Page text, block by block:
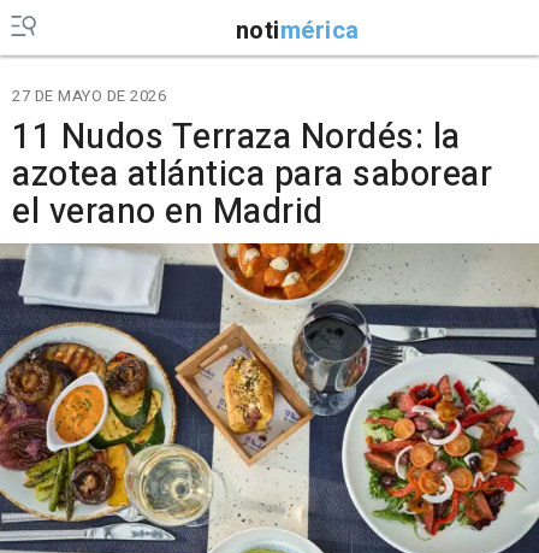
notimérica
27 DE MAYO DE 2026
11 Nudos Terraza Nordés: la
azotea atlántica para saborear
el verano en Madrid